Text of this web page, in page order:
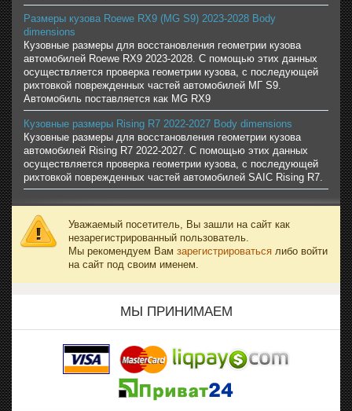
Размеры кузова Roewe RX9 (MG S9) 2023-2028 Body
dimensions
Кузовные размеры для восстановления геометрии кузова
автомобилей Roewe RX9 2023-2028. С помощью этих данных
осуществляется проверка геометрии кузова, с последующей
рихтовкой поврежденных частей автомобилей МГ S9.
Автомобиль поставляется как MG RX9
Кузовные размеры Rising R7 2022-2027 Body dimensions
Кузовные размеры для восстановления геометрии кузова
автомобилей Rising R7 2022-2027. С помощью этих данных
осуществляется проверка геометрии кузова, с последующей
рихтовкой поврежденных частей автомобилей SAIC Rising R7.
Уважаемый посетитель, Вы зашли на сайт как
незарегистрированный пользователь.
Мы рекомендуем Вам зарегистрироваться либо войти
на сайт под своим именем.
МЫ ПРИНИМАЕМ